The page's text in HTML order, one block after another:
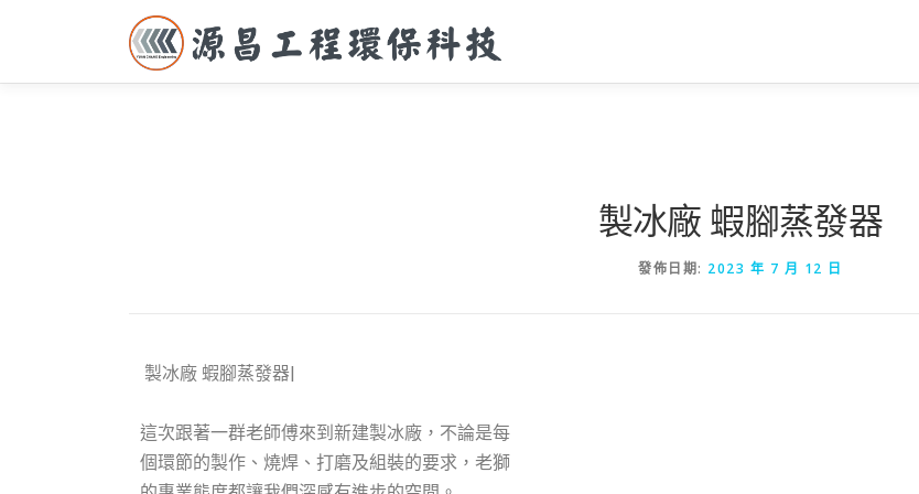
製冰廠 蝦腳蒸發器
發佈日期: 2023 年 7 月 12 日
製冰廠 蝦腳蒸發器|
這次跟著一群老師傅來到新建製冰廠，不論是每
個環節的製作、燒焊、打磨及組裝的要求，老獅